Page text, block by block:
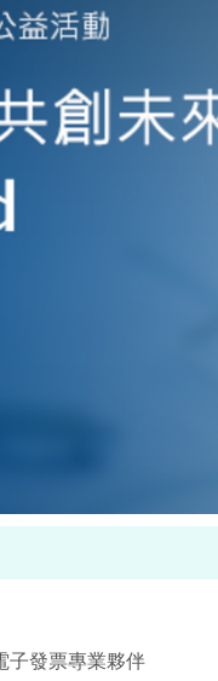
子發票專業夥伴